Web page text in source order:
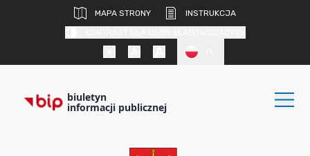
MAPA STRONY
INSTRUKCJA
biuletyn
informacji publicznej